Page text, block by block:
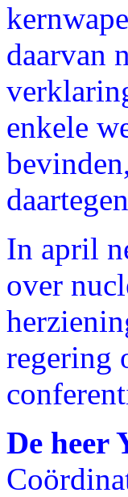
daarvan
enkele
In april
over
regering
De heer